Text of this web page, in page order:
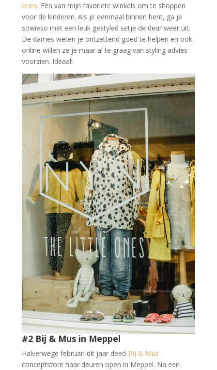
ones. Eén van mijn favoriete winkels om te shoppen
voor de kinderen. Als je eenmaal binnen bent, ga je
sowieso met een leuk gestyled setje de deur weer uit.
De dames weten je ontzettend goed te helpen en ook
online willen ze je maar al te graag van styling advies
voorzien. Ideaal!
#2 Bij & Mus in Meppel
Halverwege februari dit jaar deed Bij & Mus
conceptstore haar deuren open in Meppel. Na een